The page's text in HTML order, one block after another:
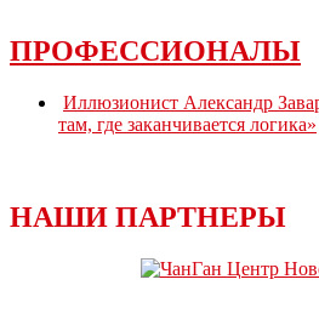
ПРОФЕССИОНАЛЫ
Иллюзионист Александр
там, где заканчивается логика»
НАШИ ПАРТНЕРЫ